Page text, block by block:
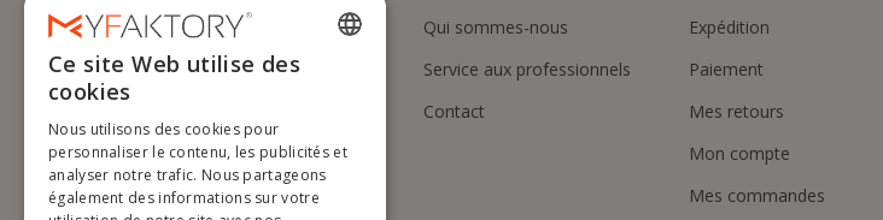
Qui sommes-nous
Service aux professionnels
Contact
Expédition
Paiement
Mes retours
Mon compte
Mes commandes
ENGLISH
DUTCH
GERMAN
Ce site Web utilise des
cookies
Nous utilisons des cookies pour
personnaliser le contenu, les publicités et
analyser notre trafic. Nous partageons
également des informations sur votre